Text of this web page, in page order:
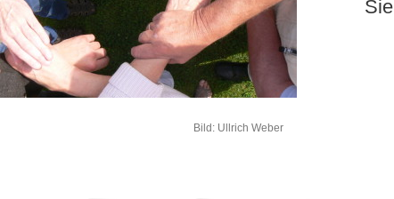
Sie
Bild: Ullrich Weber